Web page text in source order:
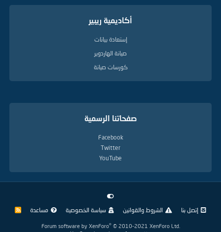
أكاديمية ريبير
إستعادة بيانات
صيانة الهاردوير
كورسات صيانة
صفحاتنا الرسمية
Facebook
Twitter
YouTube
إتصل بنا الشروط والقوانين سياسة الخصوصية مساعدة
R
Forum software by XenForo® © 2010-2021 XenForo Ltd.